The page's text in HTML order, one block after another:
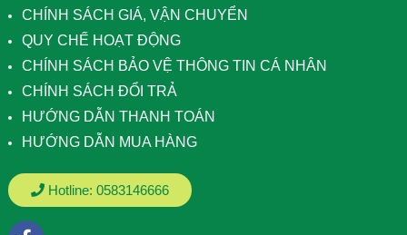
CHÍNH SÁCH GIÁ, VẬN CHUYỂN
QUY CHẾ HOẠT ĐỘNG
CHÍNH SÁCH BẢO VỆ THÔNG TIN CÁ NHÂN
CHÍNH SÁCH ĐỔI TRẢ
HƯỚNG DẪN THANH TOÁN
HƯỚNG DẪN MUA HÀNG
Hotline: 0583146666